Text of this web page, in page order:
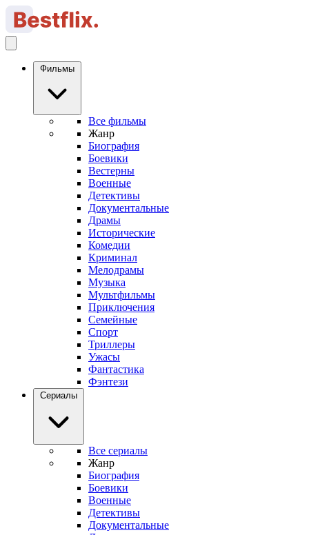
Фильмы
Все фильмы
Жанр
Биография
Боевики
Вестерны
Военные
Детективы
Документальные
Драмы
Исторические
Комедии
Криминал
Мелодрамы
Музыка
Мультфильмы
Приключения
Семейные
Спорт
Триллеры
Ужасы
Фантастика
Фэнтези
Сериалы
Все сериалы
Жанр
Биография
Боевики
Военные
Детективы
Документальные